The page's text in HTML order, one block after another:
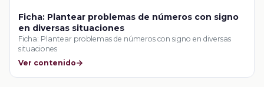
Ficha: Plantear problemas de números con signo
en diversas situaciones
Ficha: Plantear problemas de números con signo en diversas
situaciones
Ver contenido